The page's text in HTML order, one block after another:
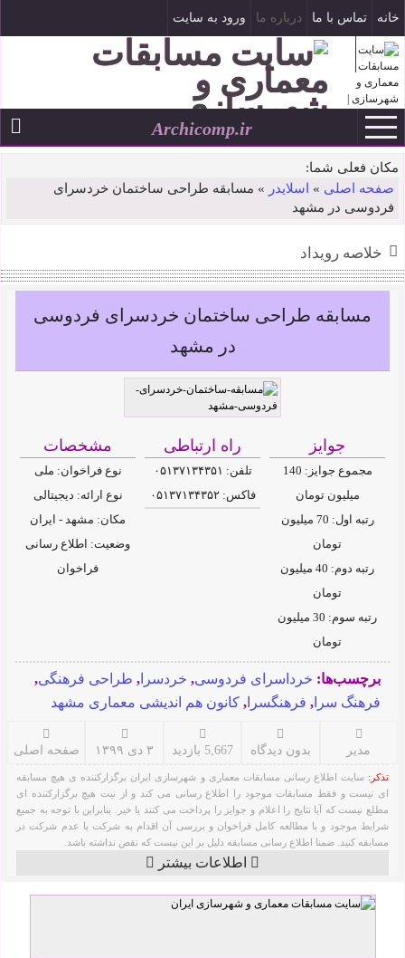
خانه تماس با ما درباره ما ورود به سایت
ثبت نام
۱۷ مرداد ۱۴۰۵Archicomp.ir
مکان فعلی شما:
صفحه اصلی » اسلایدر » مسابقه طراحی ساختمان خردسرای
فردوسی در مشهد
خلاصه رویداد
مسابقه طراحی ساختمان خردسرای فردوسی
در مشهد
جوایز
مجموع جوایز: 140
میلیون تومان
رتبه اول: 70 میلیون
تومان
رتبه دوم: 40 میلیون
تومان
رتبه سوم: 30 میلیون
تومان
راه ارتباطی
تلفن: ۰۵۱۳۷۱۳۴۳۵۱
فاکس: ۰۵۱۳۷۱۳۴۳۵۲
مشخصات
نوع فراخوان: ملی
نوع ارائه: دیجیتالی
مکان: مشهد - ایران
وضعیت: اطلاع رسانی
فراخوان
برچسب‌ها: خرداسرای فردوسی, خردسرا , طراحی فرهنگی,
فرهنگ سرا , فرهنگسرا , کانون هم اندیشی معماری مشهد
مدیر بدون دیدگاه 5,667 بازدید ۳ دی ۱۳۹۹ صفحه اصلی
تذکر: سایت اطلاع رسانی مسابقات معماری و شهرسازی ایران برگزارکننده ی هیچ مسابقه
ای نیست و فقط مسابقات موجود را اطلاع رسانی می کند و از نیت هیچ برگزارکننده ای
مطلع نیست که آیا نتایج را اعلام و جوایز را پرداخت می کنند یا خیر. بنابراین با توجه به جمیع
شرایط موجود و با مطالعه کامل فراخوان و بررسی آن اقدام به شرکت یا عدم شرکت در
مسابقه کنید. ضمنا اطلاع رسانی مسابقه دلیل بر این نیست که نقص نداشته باشد.
اطلاعات بیشتر